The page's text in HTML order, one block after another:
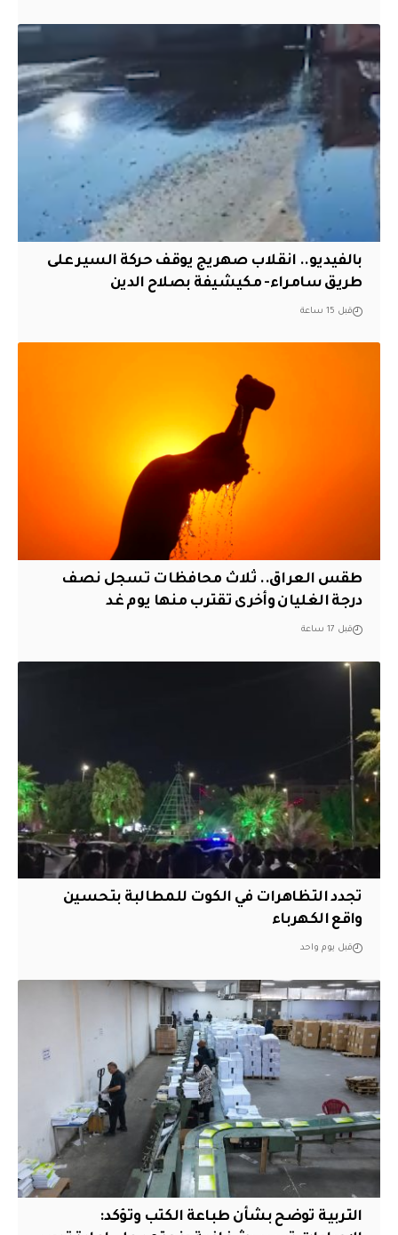
بالفيديو.. انقلاب صهريج يوقف حركة السير على
طريق سامراء- مكيشيفة بصلاح الدين
قبل 15 ساعة
طقس العراق.. ثلاث محافظات تسجل نصف
درجة الغليان وأخرى تقترب منها يوم غد
قبل 17 ساعة
تجدد التظاهرات في الكوت للمطالبة بتحسين
واقع الكهرباء
قبل يوم واحد
التربية توضح بشأن طباعة الكتب وتؤكد: